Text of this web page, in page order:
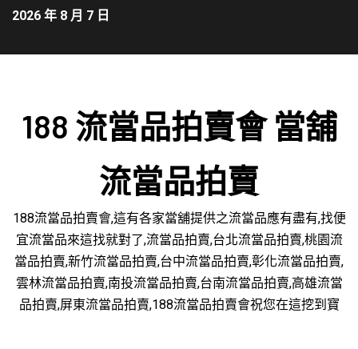
2026 年 8 月 7 日
188 流當品拍賣會 當舖
流當品拍賣
188流當品拍賣會,這有各家當舖提供之流當品應有盡有,找便
宜流當品來這找就對了,流當品拍賣,台北流當品拍賣,桃園流
當品拍賣,新竹流當品拍賣,台中流當品拍賣,彰化流當品拍賣,
雲林流當品拍賣,南投流當品拍賣,台南流當品拍賣,高雄流當
品拍賣,屏東流當品拍賣,188流當品拍賣會祝您在這挖到寶